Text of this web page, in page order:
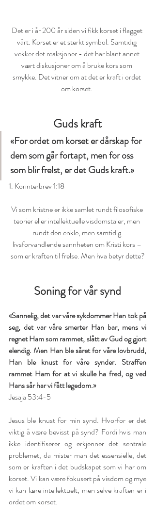
Det er i år 200 år siden vi fikk korset i flagget
vårt. Korset er et sterkt symbol. Samtidig
vekker det reaksjoner - det har blant annet
vært diskusjoner om å bruke kors som
smykke. Det vitner om at det er kraft i ordet
om korset.
Guds kraft
«For ordet om korset er dårskap for
dem som går fortapt, men for oss
som blir frelst, er det Guds kraft.»
1. Korinterbrev 1:18
Vi som kristne er ikke samlet rundt filosofiske
teorier eller intellektuelle visdomstaler, men
rundt den enkle, men samtidig
livsforvandlende sannheten om Kristi kors –
som er kraften til frelse. Men hva betyr dette?
Soning for vår synd
«Sannelig, det var våre sykdommer Han tok på
seg, det var våre smerter Han bar, mens vi
regnet Ham som rammet, slått av Gud og gjort
elendig. Men Han ble såret for våre lovbrudd,
Han ble knust for våre synder. Straffen
rammet Ham for at vi skulle ha fred, og ved
Hans sår har vi fått legedom.»
Jesaja 53:4-5
Jesus ble knust for min synd. Hvorfor er det
viktig å være bevisst på synd? Fordi hvis man
ikke identifiserer og erkjenner det sentrale
problemet, da mister man det essensielle, det
som er kraften i det budskapet som vi har om
korset. Vi kan være fokusert på visdom og mye
vi kan lære intellektuelt, men selve kraften er i
ordet om korset.